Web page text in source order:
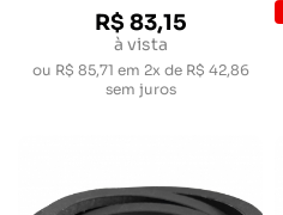
R$ 83,15
à vista
ou R$ 85,71 em 2x de R$ 42,86
sem juros